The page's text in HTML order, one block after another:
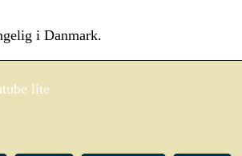
i Danmark.
lite